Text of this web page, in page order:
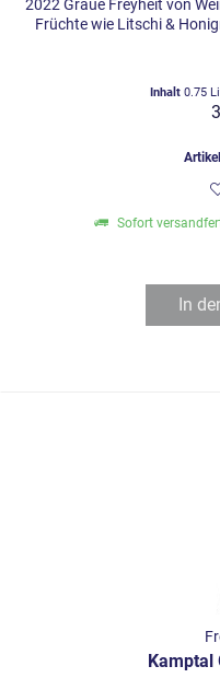
2022 Graue Freyheit von
Früchte wie Litschi &
Inhalt 0.75
Sofort
In
Kamptal